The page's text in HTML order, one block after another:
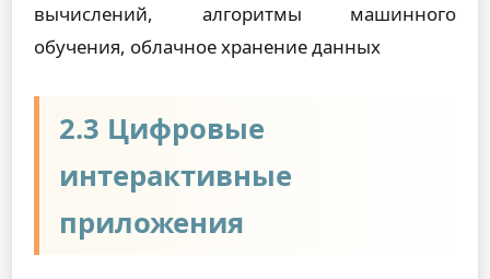
вычислений, алгоритмы машинного
обучения, облачное хранение данных
2.3 Цифровые
интерактивные
приложения